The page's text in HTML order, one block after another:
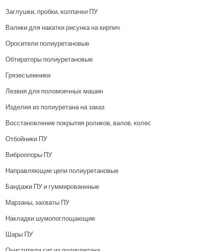
Заглушки, пробки, колпачки ПУ
Валики для накатки рисунка на кирпич
Оросители полиуретановые
Обтираторы полиуретановые
Грязесъемники
Лезвия для поломоечных машин
Изделия из полиуретана на заказ
Восстановление покрытия роликов, валов, колес
Отбойники ПУ
Виброопоры ПУ
Направляющие цепи полиуретановые
Бандажи ПУ и гуммированнные
Марзаны, захваты ПУ
Накладки шумопоглощающие
Шары ПУ